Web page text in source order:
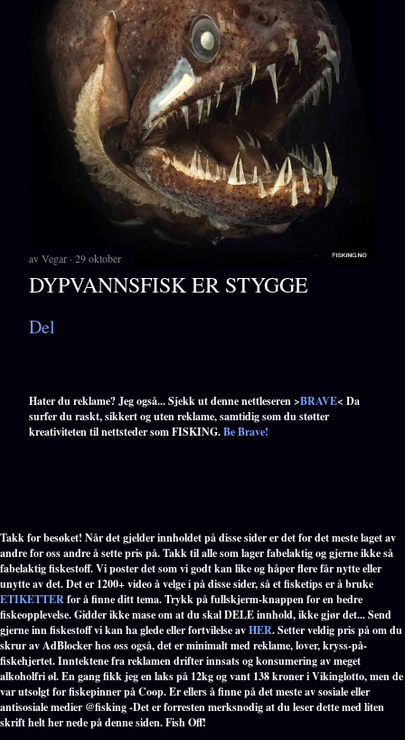
avVegar 29 oktober
DYPVANNSFISK ER STYGGE
Del
Hater du reklame? Jeg også... Sjekk ut denne nettleseren >BRAVE< Da
surfer du raskt, sikkert og uten reklame, samtidig som du støtter
kreativiteten til nettsteder som FISKING.Be Brave!
Takk for besøket! Når det gjelder innholdet på disse sider er det for det meste laget av
andre for oss andre å sette pris på. Takk til alle som lager fabelaktig og gjerne ikke så
fabelaktig fiskestoff. Vi poster det som vi godt kan like og håper flere får nytte eller
unytte av det. Det er 1200+ video å velge i på disse sider, så et fisketips er å bruke
ETIKETTERfor å finne ditt tema. Trykk på fullskjerm-knappen for en bedre
fiskeopplevelse. Gidder ikke mase om at du skal DELE innhold, ikke gjør det... Send
gjerne inn fiskestoff vi kan ha glede eller fortvilelse avHER. Setter veldig pris på om du
skrur av AdBlocker hos oss også, det er minimalt med reklame, lover, kryss-på-
fiskehjertet. Inntektene fra reklamen drifter innsats og konsumering av meget
alkoholfri øl. En gang fikk jeg en laks på 12kg og vant 138 kroner i Vikinglotto, men de
var utsolgt for fiskepinner på Coop. Er ellers å finne på det meste av sosiale eller
antisosiale medier @fisking -Det er forresten merksnodig at du leser dette med liten
skrift helt her nede på denne siden. Fish Off!